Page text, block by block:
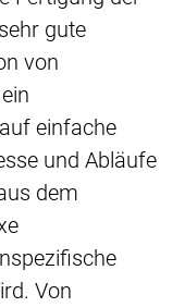
gute
von
einfache
und Abläufe
dem
Von